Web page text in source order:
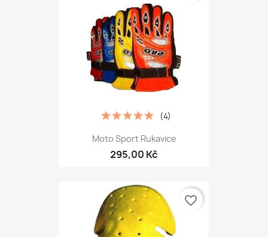
Moto Sport Rukavice
295,00 Kč
(4)
favorite_border